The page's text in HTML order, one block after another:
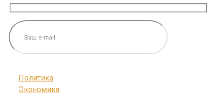
Политика
Экономика